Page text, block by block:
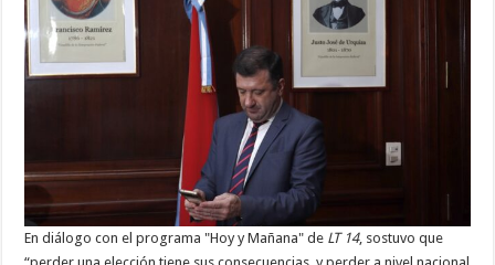
En diálogo con el programa "Hoy y Mañana" de LT 14, sostuvo que